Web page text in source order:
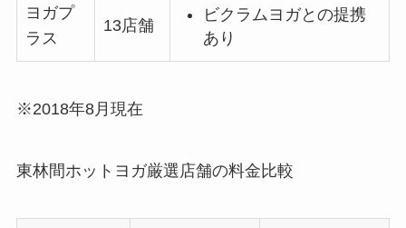
ヨガプ
ラス
13店舗
ビクラムヨガとの提携
あり
※2018年8月現在
東林間ホットヨガ厳選店舗の料金比較